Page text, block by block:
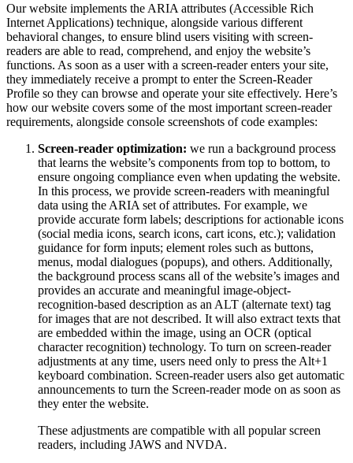
Our website implements the ARIA attributes (Accessible Rich
Internet Applications) technique, alongside various different
behavioral changes, to ensure blind users visiting with screen-
readers are able to read, comprehend, and enjoy the website’s
functions. As soon as a user with a screen-reader enters your site,
they immediately receive a prompt to enter the Screen-Reader
Profile so they can browse and operate your site effectively. Here’s
how our website covers some of the most important screen-reader
requirements, alongside console screenshots of code examples:
Screen-reader optimization: we run a background process
that learns the website’s components from top to bottom, to
ensure ongoing compliance even when updating the website.
In this process, we provide screen-readers with meaningful
data using the ARIA set of attributes. For example, we
provide accurate form labels; descriptions for actionable icons
(social media icons, search icons, cart icons, etc.); validation
guidance for form inputs; element roles such as buttons,
menus, modal dialogues (popups), and others. Additionally,
the background process scans all of the website’s images and
provides an accurate and meaningful image-object-
recognition-based description as an ALT (alternate text) tag
for images that are not described. It will also extract texts that
are embedded within the image, using an OCR (optical
character recognition) technology. To turn on screen-reader
adjustments at any time, users need only to press the Alt+1
keyboard combination. Screen-reader users also get automatic
announcements to turn the Screen-reader mode on as soon as
they enter the website.
These adjustments are compatible with all popular screen
readers, including JAWS and NVDA.